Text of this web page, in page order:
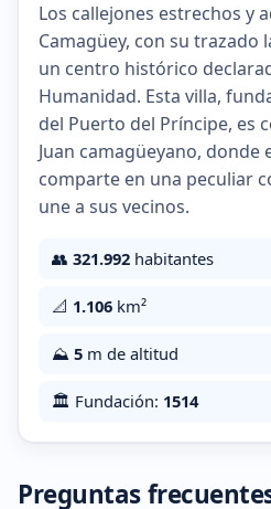
Los callejones estrechos y
Camagüey, con su trazado
un centro histórico
Humanidad. Esta villa,
del Puerto del Príncipe, es
Juan camagüeyano, donde
comparte en una peculiar
une a sus vecinos.
👥 321.992 habitantes
📐 1.106 km²
⛰️ 5 m de altitud
🏛️ Fundación: 1514
Preguntas